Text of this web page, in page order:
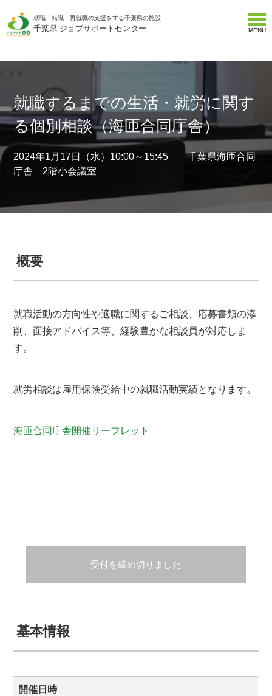
就職・転職・再就職の支援をする千葉県の施設
千葉県 ジョブサポートセンター MENU
就職するまでの生活・就労に関す
る個別相談（海匝合同庁舎）
2024年1月17日（水）10:00～15:45 千葉県海匝合同
庁舎 2階小会議室
概要
就職活動の方向性や適職に関するご相談、応募書類の添
削、面接アドバイス等、経験豊かな相談員が対応しま
す。
就労相談は雇用保険受給中の就職活動実績となります。
海匝合同庁舎開催リーフレット
受付を締め切りました
基本情報
開催日時